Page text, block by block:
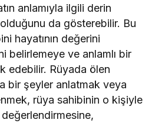
anlamıyla ilgili derin
da gösterebilir. Bu
hayatının değerini
belirlemeye ve anlamlı bir
edebilir. Rüyada ölen
bir şeyler anlatmak veya
rüya sahibinin o kişiyle